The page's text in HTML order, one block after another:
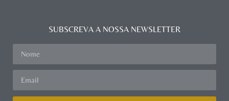
SUBSCREVA A NOSSA NEWSLETTER